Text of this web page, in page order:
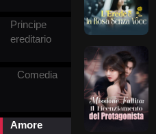
Principe
ereditario
Comedia
Amore